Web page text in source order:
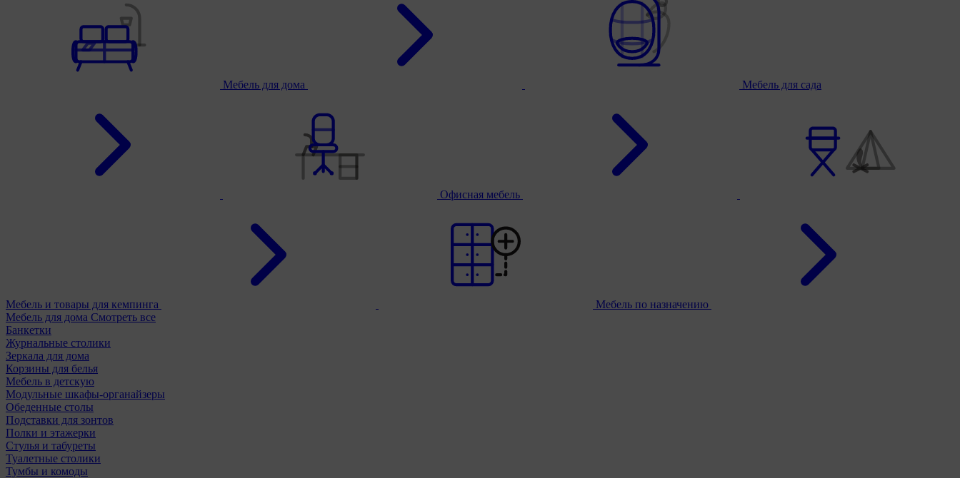
Мебель для дома Мебель для сада
Офисная мебель
Мебель и товары для кемпинга
Мебель по назначению
Мебель для дома Смотреть все
Банкетки
Журнальные столики
Зеркала для дома
Корзины для белья
Мебель в детскую
Модульные шкафы-органайзеры
Обеденные столы
Подставки для зонтов
Полки и этажерки
Стулья и табуреты
Туалетные столики
Тумбы и комоды